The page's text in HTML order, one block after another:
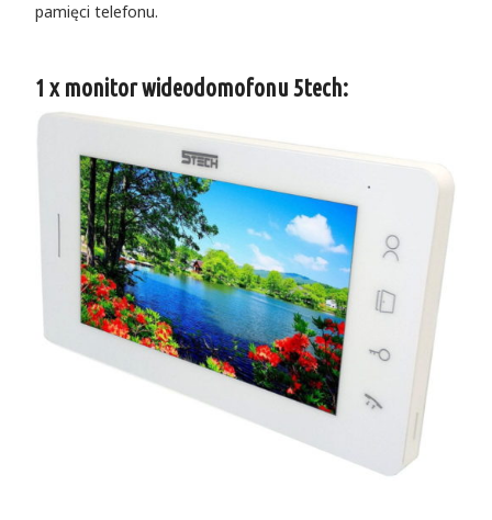
pamięci telefonu.
1 x monitor wideodomofonu 5tech: